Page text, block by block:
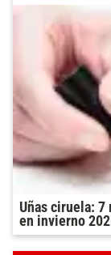
Uñas ciruela:
en invierno